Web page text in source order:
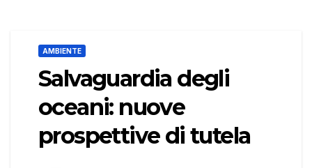
AMBIENTE
Salvaguardia degli
oceani: nuove
prospettive di tutela